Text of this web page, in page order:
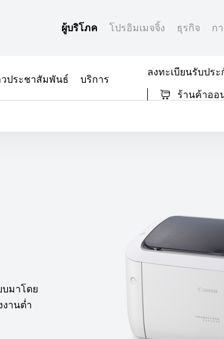
ผู้บริโภค โปรอิมเมจจิ้ง ธุรกิจ ก
ประชาสัมพันธ์
บริการ
ลงทะเบียนรับปร
ร้านค้าออ
มาโดย
านต่ำ